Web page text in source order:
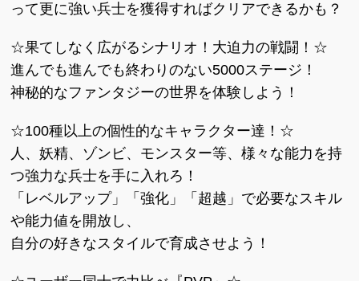
って更に強い兵士を獲得すればクリアできるかも？
☆果てしなく広がるシナリオ！大迫力の戦闘！☆
進んでも進んでも終わりのない5000ステージ！
神秘的なファンタジーの世界を体験しよう！
☆100種以上の個性的なキャラクター達！☆
人、妖精、ゾンビ、モンスター等、様々な能力を持
つ強力な兵士を手に入れろ！
「レベルアップ」「強化」「超越」で必要なスキル
や能力値を開放し、
自分の好きなスタイルで育成させよう！